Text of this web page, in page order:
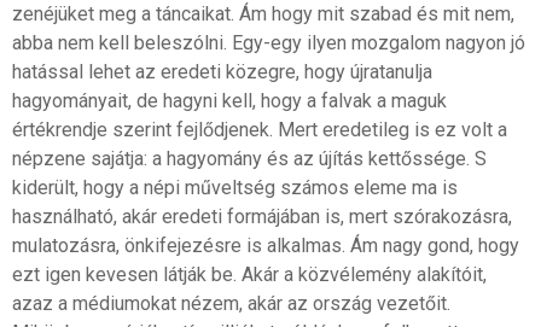
zenéjüket meg a táncaikat. Ám hogy mit szabad és mit nem,
abba nem kell beleszólni. Egy-egy ilyen mozgalom nagyon jó
hatással lehet az eredeti közegre, hogy újratanulja
hagyományait, de hagyni kell, hogy a falvak a maguk
értékrendje szerint fejlődjenek. Mert eredetileg is ez volt a
népzene sajátja: a hagyomány és az újítás kettőssége. S
kiderült, hogy a népi műveltség számos eleme ma is
használható, akár eredeti formájában is, mert szórakozásra,
mulatozásra, önkifejezésre is alkalmas. Ám nagy gond, hogy
ezt igen kevesen látják be. Akár a közvélemény alakítóit,
azaz a médiumokat nézem, akár az ország vezetőit.